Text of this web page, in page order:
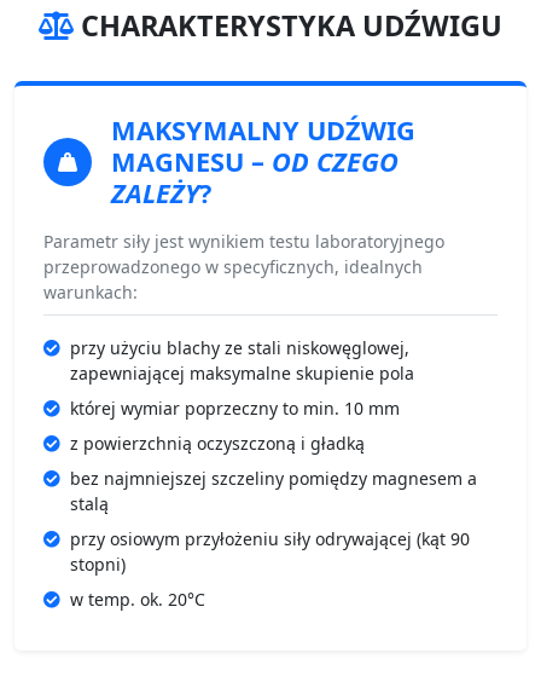
CHARAKTERYSTYKA UDŹWIGU
MAKSYMALNY UDŹWIG
MAGNESU – OD CZEGO
ZALEŻY?
Parametr siły jest wynikiem testu laboratoryjnego
przeprowadzonego w specyficznych, idealnych
warunkach:
przy użyciu blachy ze stali niskowęglowej,
zapewniającej maksymalne skupienie pola
której wymiar poprzeczny to min. 10 mm
z powierzchnią oczyszczoną i gładką
bez najmniejszej szczeliny pomiędzy magnesem a
stalą
przy osiowym przyłożeniu siły odrywającej (kąt 90
stopni)
w temp. ok. 20°C